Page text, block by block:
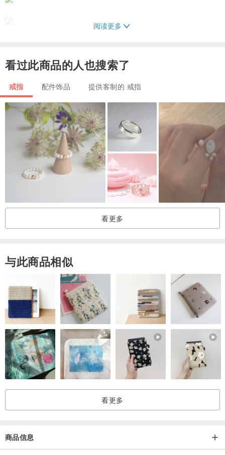
阅读更多
看过此商品的人也搜索了
戒指 配件饰品 提供客制的 戒指
看更多
与此商品相似
看更多
商品信息